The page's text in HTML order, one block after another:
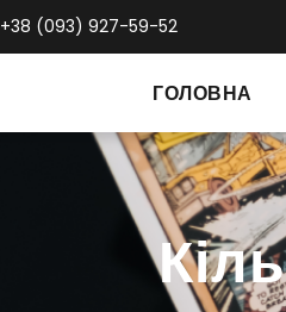
+38 (093) 927-59-52
ГОЛОВНА